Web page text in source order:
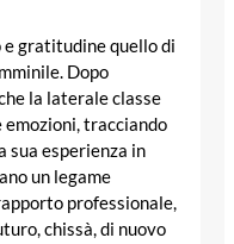
gratitudine quello di
Dopo
la laterale classe
emozioni, tracciando
sua esperienza in
un legame
professionale,
chissà, di nuovo